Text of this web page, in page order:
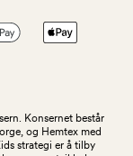
Konsernet består
og Hemtex med
strategi er å tilby